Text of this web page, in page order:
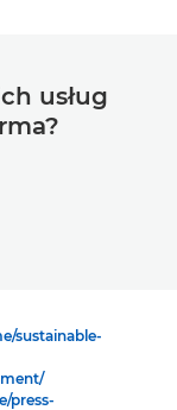
usług
sustainable-
press-